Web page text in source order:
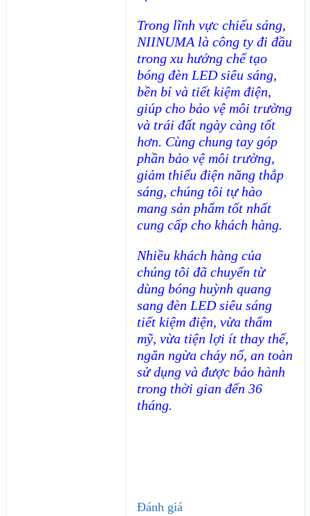
Trong lĩnh vực chiếu sáng,
NIINUMA là công ty đi đầu
trong xu hướng chế tạo
bóng đèn LED siêu sáng,
bền bỉ và tiết kiệm điện,
giúp cho bảo vệ môi trường
và trái đất ngày càng tốt
hơn. Cùng chung tay góp
phần bảo vệ môi trường,
giảm thiểu điện năng thắp
sáng, chúng tôi tự hào
mang sản phẩm tốt nhất
cung cấp cho khách hàng.
Nhiều khách hàng của
chúng tôi đã chuyển từ
dùng bóng huỳnh quang
sang đèn LED siêu sáng
tiết kiệm điện, vừa thẩm
mỹ, vừa tiện lợi ít thay thế,
ngăn ngừa cháy nổ, an toàn
sử dụng và được bảo hành
trong thời gian đến 36
tháng.
Đánh giá